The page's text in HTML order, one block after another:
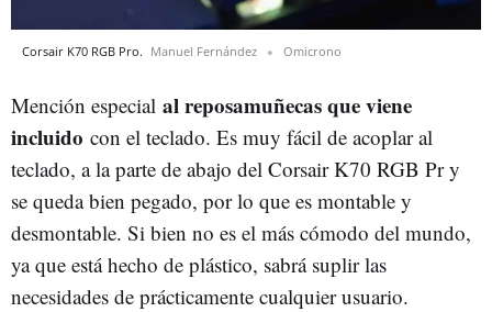
Corsair K70 RGB Pro. Manuel Fernández Omicrono
Mención especial al reposamuñecas que viene
incluido con el teclado. Es muy fácil de acoplar al
teclado, a la parte de abajo del Corsair K70 RGB Pr y
se queda bien pegado, por lo que es montable y
desmontable. Si bien no es el más cómodo del mundo,
ya que está hecho de plástico, sabrá suplir las
necesidades de prácticamente cualquier usuario.